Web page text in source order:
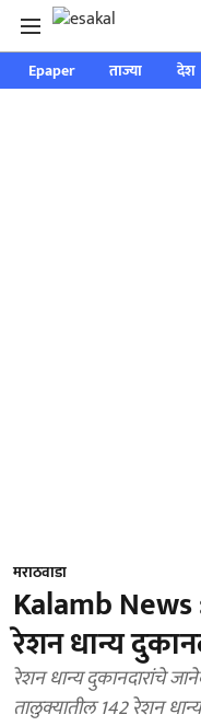
Epaper ताज्या देश
मराठवाडा
Kalamb
रेशन धान्य
रेशन धान्य दुकानदारांचे
तालुक्यातील 142 रेशन